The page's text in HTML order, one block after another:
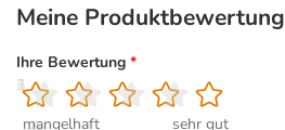
Meine Produktbewertung
Ihre Bewertung *
1
mangelhaft
2
3
4
5
sehr gut